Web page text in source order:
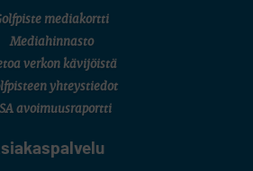
mediakortti
Mediahinnasto
verkon kävijöistä
yhteystiedot
avoimuusraportti